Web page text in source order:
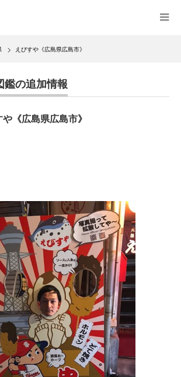
えびすや《広島県広島市》
鑑の追加情報
や《広島県広島市》